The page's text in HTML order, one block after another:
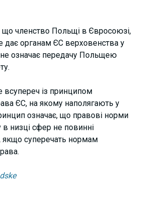
що членство Польщі в Євросоюзі,
дає органам ЄС верховенства у
не означає передачу Польщею
всупереч із принципом
ЄС, на якому наполягають у
означає, що правові норми
низці сфер не повинні
якщо суперечать нормам